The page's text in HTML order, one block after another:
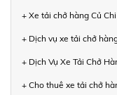
+ Xe tải chở hàng Củ
+ Dịch vụ xe tải chở
+ Dịch Vụ Xe Tải Chở
+ Cho thuê xe tải chở